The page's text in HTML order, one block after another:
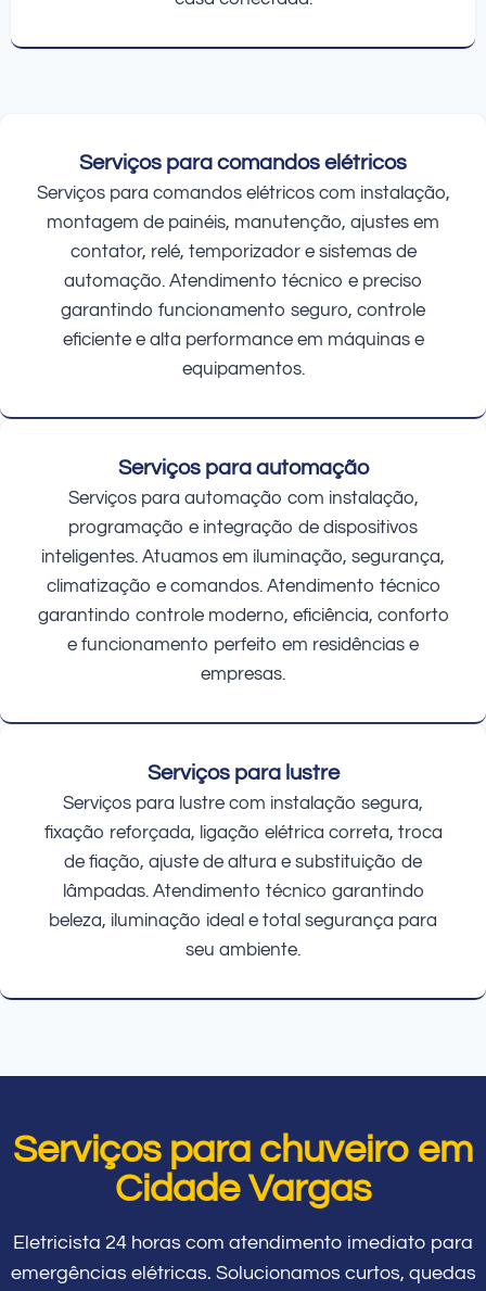
Serviços para comandos elétricos
Serviços para comandos elétricos com instalação,
montagem de painéis, manutenção, ajustes em
contator, relé, temporizador e sistemas de
automação. Atendimento técnico e preciso
garantindo funcionamento seguro, controle
eficiente e alta performance em máquinas e
equipamentos.
Serviços para automação
Serviços para automação com instalação,
programação e integração de dispositivos
inteligentes. Atuamos em iluminação, segurança,
climatização e comandos. Atendimento técnico
garantindo controle moderno, eficiência, conforto
e funcionamento perfeito em residências e
empresas.
Serviços para lustre
Serviços para lustre com instalação segura,
fixação reforçada, ligação elétrica correta, troca
de fiação, ajuste de altura e substituição de
lâmpadas. Atendimento técnico garantindo
beleza, iluminação ideal e total segurança para
seu ambiente.
Serviços para chuveiro em
Cidade Vargas
Eletricista 24 horas com atendimento imediato para
emergências elétricas. Solucionamos curtos, quedas